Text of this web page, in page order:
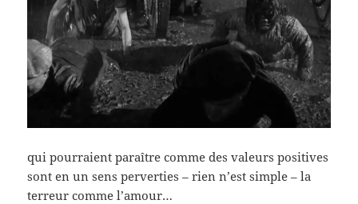
qui pourraient paraître comme des valeurs positives
sont en un sens perverties – rien n’est simple – la
terreur comme l’amour…